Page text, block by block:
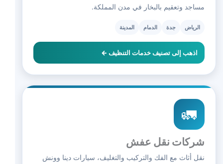
مساجد وتعقيم بالبخار في مدن المملكة.
الرياض جدة الدمام المدينة
اذهب إلى تصنيف خدمات التنظيف ←
🚛
شركات نقل عفش
نقل أثاث مع الفك والتركيب والتغليف، سيارات دينا وونش